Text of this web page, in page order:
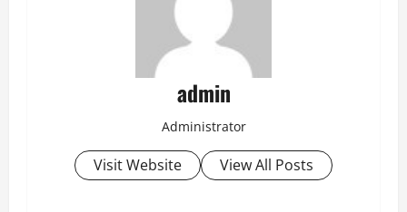
admin
Administrator
Visit Website View All Posts